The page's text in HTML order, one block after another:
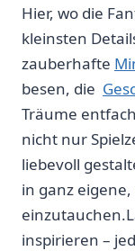
⁢Hier,⁤ wo die
kleinsten
zauberhafte
besen, die ‌
Träume
nicht​ nur
liebevoll
in ganz
inspirieren –